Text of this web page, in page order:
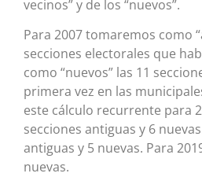
vecinos” y de los “nuevos”.
Para 2007 tomaremos como
secciones electorales que
como “nuevos” las 11
primera vez en las
este cálculo recurrente para
secciones antiguas y 6
antiguas y 5 nuevas. Para
nuevas.